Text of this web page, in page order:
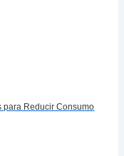
para Reducir Consumo